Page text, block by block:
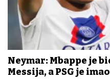
Neymar: Mbappe je
Messija, a PSG je